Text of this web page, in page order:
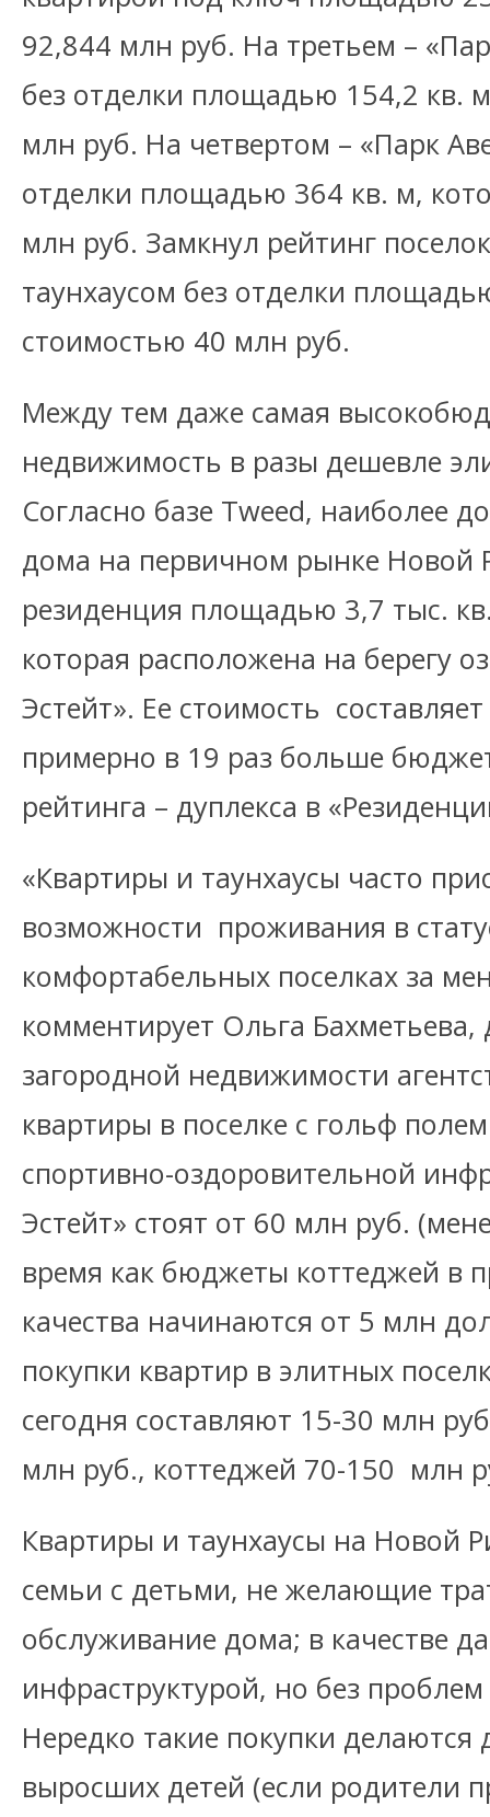
92,844 млн руб. На третьем –
без отделки площадью 154,2 кв.
млн руб. На четвертом – «Парк
отделки площадью 364 кв. м,
млн руб. Замкнул рейтинг
таунхаусом без отделки
стоимостью 40 млн руб.
Между тем даже самая
недвижимость в разы дешевле
Согласно базе Tweed, наиболее
дома на первичном рынке Новой
резиденция площадью 3,7 тыс.
которая расположена на берегу
Эстейт». Ее стоимость
примерно в 19 раз больше
рейтинга – дуплекса в
«Квартиры и таунхаусы часто
возможности проживания в
комфортабельных поселках за
комментирует Ольга
загородной недвижимости
квартиры в поселке с гольф
спортивно-оздоровительной
Эстейт» стоят от 60 млн руб.
время как бюджеты коттеджей в
качества начинаются от 5 млн
покупки квартир в элитных
сегодня составляют 15-30 млн
млн руб., коттеджей 70-150 млн
Квартиры и таунхаусы на Новой
семьи с детьми, не желающие
обслуживание дома; в качестве
инфраструктурой, но без
Нередко такие покупки
выросших детей (если родители